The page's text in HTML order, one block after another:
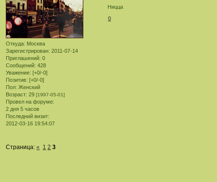
Откуда: Москва
Зарегистрирован: 2011-07-14
Приглашений: 0
Сообщений: 428
Уважение: [+0/-0]
Позитив: [+0/-0]
Пол: Женский
Возраст: 29 [1997-05-01]
Провел на форуме:
2 дня 5 часов
Последний визит:
2012-03-16 19:54:07
Ницца
0
Страница:« 1 2 3